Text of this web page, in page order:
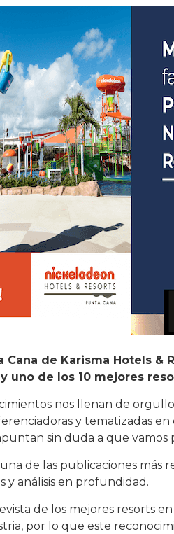
Cana de Karisma Hotels &
uno de los 10 mejores
nos llenan de
y tematizadas
sin duda a que vamos
una de las publicaciones
y análisis en profundidad.
de los mejores resorts
por lo que este